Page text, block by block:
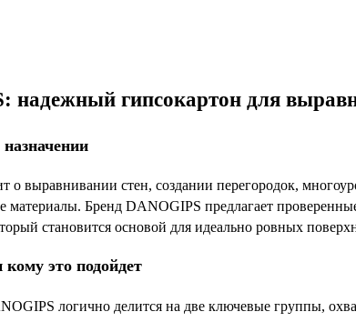
надежный гипсокартон для
о выравнивании стен, создании перегородок,
материалы. Бренд DANOGIPS предлагает
становится основой для идеально ровных
это подойдет
логично делится на две ключевые группы,